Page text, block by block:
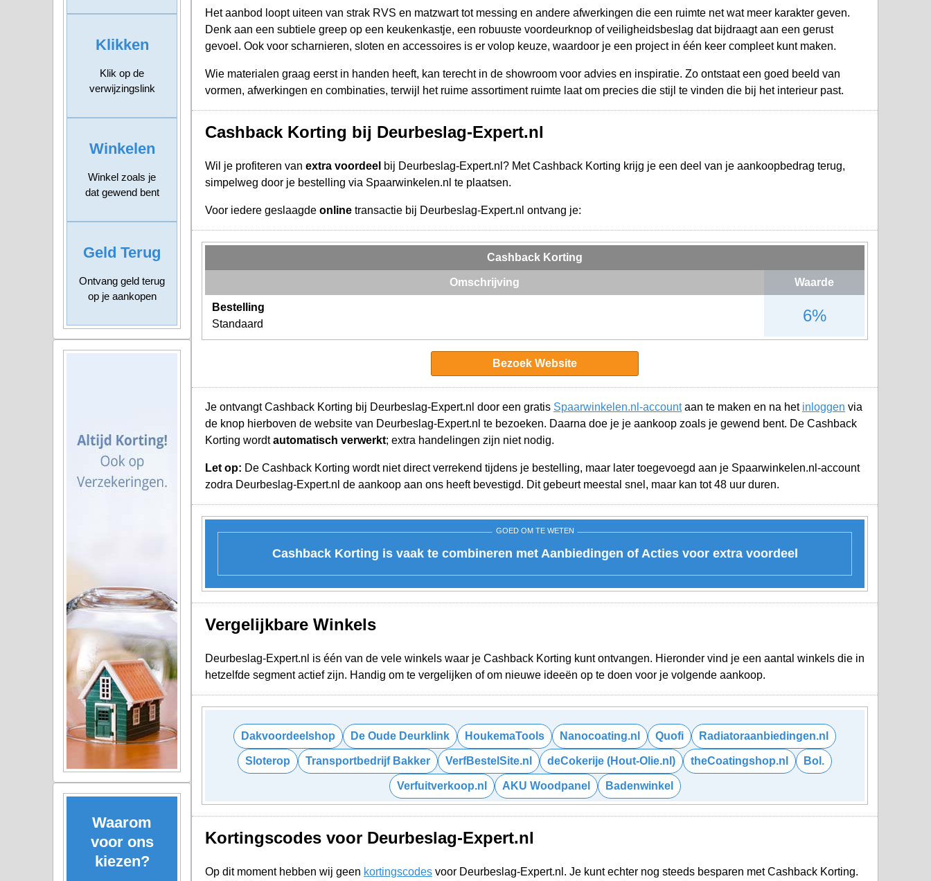
Klikken
Klik op de
verwijzingslink
Winkelen
Winkel zoals je
dat gewend bent
Geld Terug
Ontvang geld terug
op je aankopen
Waarom
voor ons
kiezen?
Het aanbod loopt uiteen van strak RVS en matzwart tot messing en andere afwerkingen die een ruimte net wat meer karakter geven.
Denk aan een subtiele greep op een keukenkastje, een robuuste voordeurknop of veiligheidsbeslag dat bijdraagt aan een gerust
gevoel. Ook voor scharnieren, sloten en accessoires is er volop keuze, waardoor je een project in één keer compleet kunt maken.
Wie materialen graag eerst in handen heeft, kan terecht in de showroom voor advies en inspiratie. Zo ontstaat een goed beeld van
vormen, afwerkingen en combinaties, terwijl het ruime assortiment ruimte laat om precies die stijl te vinden die bij het interieur past.
Cashback Korting bij Deurbeslag-Expert.nl
Wil je profiteren van extra voordeel bij Deurbeslag-Expert.nl? Met Cashback Korting krijg je een deel van je aankoopbedrag terug,
simpelweg door je bestelling via Spaarwinkelen.nl te plaatsen.
Voor iedere geslaagde online transactie bij Deurbeslag-Expert.nl ontvang je:
Cashback Korting
Omschrijving Waarde
Bestelling
Standaard
6%
Bezoek Website
Je ontvangt Cashback Korting bij Deurbeslag-Expert.nl door een gratis Spaarwinkelen.nl-accountaan te maken en na het inloggen via
de knop hierboven de website van Deurbeslag-Expert.nl te bezoeken. Daarna doe je je aankoop zoals je gewend bent. De Cashback
Korting wordtautomatisch verwerkt; extra handelingen zijn niet nodig.
Let op: De Cashback Korting wordt niet direct verrekend tijdens je bestelling, maar later toegevoegd aan je Spaarwinkelen.nl-account
zodra Deurbeslag-Expert.nl de aankoop aan ons heeft bevestigd. Dit gebeurt meestal snel, maar kan tot 48 uur duren.
GOED OM TE WETEN
Cashback Korting is vaak te combineren met Aanbiedingen of Acties voor extra voordeel
Vergelijkbare Winkels
Deurbeslag-Expert.nl is één van de vele winkels waar je Cashback Korting kunt ontvangen. Hieronder vind je een aantal winkels die in
hetzelfde segment actief zijn. Handig om te vergelijken of om nieuwe ideeën op te doen voor je volgende aankoop.
Dakvoordeelshop De Oude Deurklink HoukemaTools Nanocoating.nl Quofi Radiatoraanbiedingen.nl
Sloterop Transportbedrijf Bakker VerfBestelSite.nl deCokerije (Hout-Olie.nl) theCoatingshop.nl Bol.
Verfuitverkoop.nl AKU Woodpanel Badenwinkel
Kortingscodes voor Deurbeslag-Expert.nl
Op dit moment hebben wij geen kortingscodes voor Deurbeslag-Expert.nl. Je kunt echter nog steeds besparen met Cashback Korting.